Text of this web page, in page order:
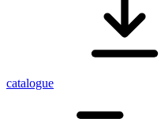
catalogue